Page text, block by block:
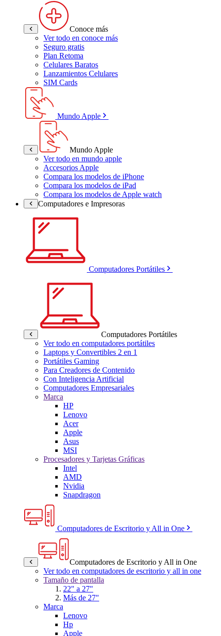
Conoce más
Ver todo en conoce más
Seguro gratis
Plan Retoma
Celulares Baratos
Lanzamientos Celulares
SIM Cards
Mundo Apple
Mundo Apple
Ver todo en mundo apple
Accesorios Apple
Compara los modelos de iPhone
Compara los modelos de iPad
Compara los modelos de Apple watch
Computadores e Impresoras
Computadores Portátiles
Computadores Portátiles
Ver todo en computadores portátiles
Laptops y Convertibles 2 en 1
Portátiles Gaming
Para Creadores de Contenido
Con Inteligencia Artificial
Computadores Empresariales
Marca
HP
Lenovo
Acer
Apple
Asus
MSI
Procesadores y Tarjetas Gráficas
Intel
AMD
Nvidia
Snapdragon
Computadores de Escritorio y All in One
Computadores de Escritorio y All in One
Ver todo en computadores de escritorio y all in one
Tamaño de pantalla
22" a 27"
Más de 27"
Marca
Lenovo
Hp
Apple